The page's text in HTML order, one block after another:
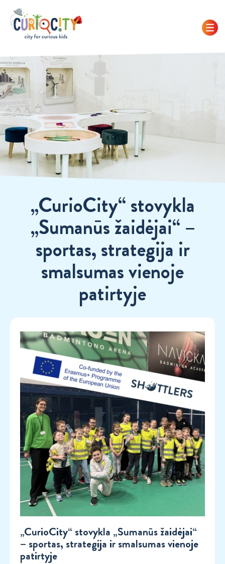
„CurioCity“ stovykla
„Sumanūs žaidėjai“ –
sportas, strategija ir
smalsumas vienoje
patirtyje
„CurioCity“ stovykla „Sumanūs žaidėjai“
– sportas, strategija ir smalsumas vienoje
patirtyje